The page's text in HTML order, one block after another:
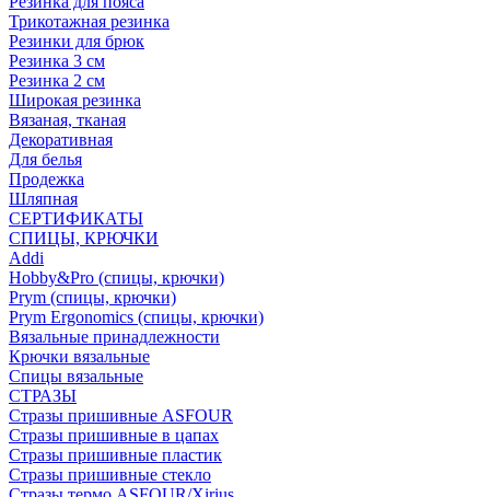
Трикотажная резинка
Резинки для брюк
Резинка 3 см
Резинка 2 см
Широкая резинка
Вязаная, тканая
Декоративная
Для белья
Продежка
Шляпная
СЕРТИФИКАТЫ
СПИЦЫ, КРЮЧКИ
Addi
Hobby&Pro (спицы, крючки)
Prym (спицы, крючки)
Prym Ergonomics (спицы, крючки)
Вязальные принадлежности
Крючки вязальные
Спицы вязальные
СТРАЗЫ
Стразы пришивные ASFOUR
Стразы пришивные в цапах
Стразы пришивные пластик
Стразы пришивные стекло